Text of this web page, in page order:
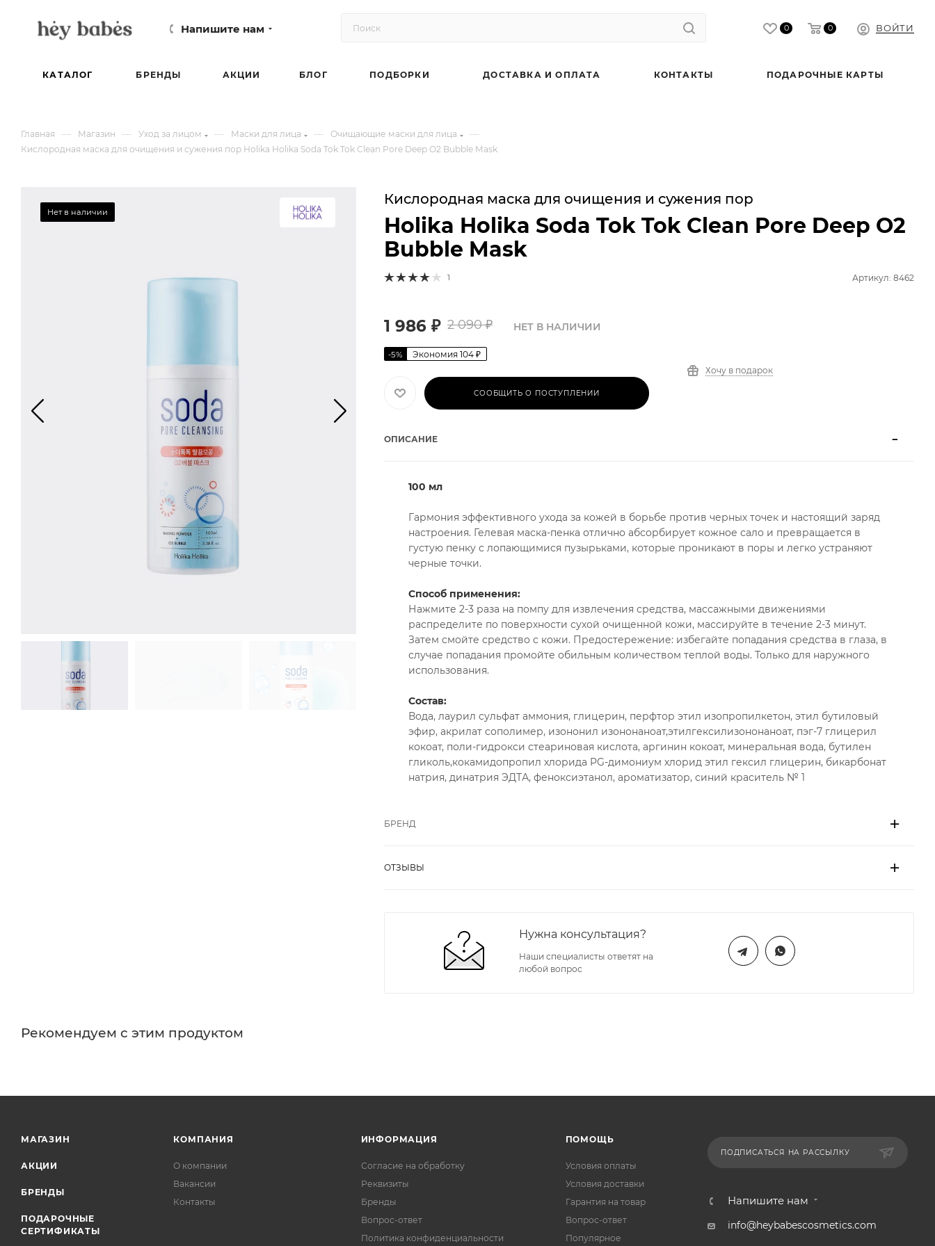
Напишите нам 0 0 ВОЙТИ
КАТАЛОГ БРЕНДЫ АКЦИИ БЛОГ ПОДБОРКИ ДОСТАВКА И ОПЛАТА КОНТАКТЫ ПОДАРОЧНЫЕ КАРТЫ
Главная — Магазин — Уход за лицом — Маски для лица — Очищающие маски для лица —
Кислородная маска для очищения и сужения пор Holika Holika Soda Tok Tok Clean Pore Deep O2 Bubble Mask
Нет в наличии
Кислородная маска для очищения и сужения пор
Holika Holika Soda Tok Tok Clean Pore Deep O2
Bubble Mask
1 Артикул: 8462
1 986 ₽ 2 090₽
-5% Экономия 104 ₽
НЕТ В НАЛИЧИИ
СООБЩИТЬ О ПОСТУПЛЕНИИ
Хочу в подарок
ОПИСАНИЕ
100 мл
Гармония эффективного ухода за кожей в борьбе против черных точек и настоящий заряд
настроения. Гелевая маска-пенка отлично абсорбирует кожное сало и превращается в
густую пенку с лопающимися пузырьками, которые проникают в поры и легко устраняют
черные точки.
Способ применения:
Нажмите 2-3 раза на помпу для извлечения средства, массажными движениями
распределите по поверхности сухой очищенной кожи, массируйте в течение 2-3 минут.
Затем смойте средство с кожи. Предостережение: избегайте попадания средства в глаза, в
случае попадания промойте обильным количеством теплой воды. Только для наружного
использования.
Состав:
Вода, лаурил сульфат аммония, глицерин, перфтор этил изопропилкетон, этил бутиловый
эфир, акрилат сополимер, изононил изононаноат,этилгексилизононаноат, пэг-7 глицерил
кокоат, поли-гидрокси стеариновая кислота, аргинин кокоат, минеральная вода, бутилен
гликоль,кокамидопропил хлорида PG-димониум хлорид этил гексил глицерин, бикарбонат
натрия, динатрия ЭДТА, феноксиэтанол, ароматизатор, синий краситель № 1
БРЕНД
ОТЗЫВЫ
Нужна консультация?
Наши специалисты ответят на
любой вопрос
Рекомендуем с этим продуктом
МАГАЗИН
АКЦИИ
БРЕНДЫ
ПОДАРОЧНЫЕ
СЕРТИФИКАТЫ
КОМПАНИЯ
О компании
Вакансии
Контакты
ИНФОРМАЦИЯ
Согласие на обработку
Реквизиты
Бренды
Вопрос-ответ
Политика конфиденциальности
ПОМОЩЬ
Условия оплаты
Условия доставки
Гарантия на товар
Вопрос-ответ
Популярное
ПОДПИСАТЬСЯ НА РАССЫЛКУ
Напишите нам
info@heybabescosmetics.com